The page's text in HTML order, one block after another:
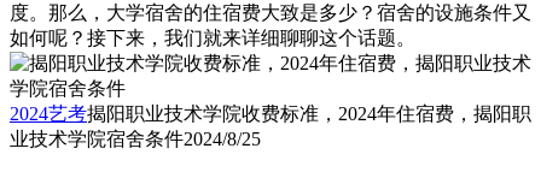
度。那么，大学宿舍的住宿费大致是多少？宿舍的设施条件又
如何呢？接下来，我们就来详细聊聊这个话题。
2024艺考揭阳职业技术学院收费标准，2024年住宿费，揭阳职
业技术学院宿舍条件2024/8/25